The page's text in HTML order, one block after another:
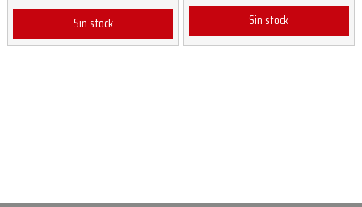
Sin stock Sin stock